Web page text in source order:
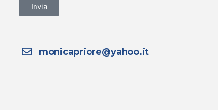
Invia
monicapriore@yahoo.it